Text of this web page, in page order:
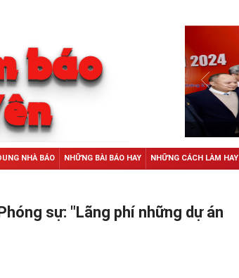
NHÀ BÁO NHỮNG BÀI BÁO HAY NHỮNG CÁCH LÀM HAY
sự: "Lãng phí những dự án